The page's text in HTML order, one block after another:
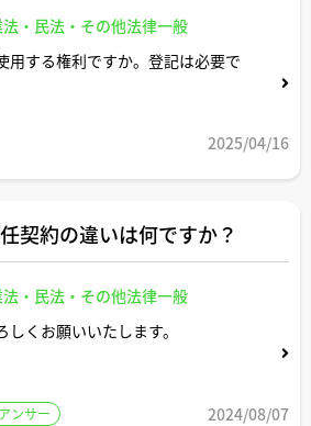
・民法・その他法律一般
用する権利ですか。登記は必要で
2025/04/16
契約の違いは何ですか？
・民法・その他法律一般
くお願いいたします。
ンサー 2024/08/07